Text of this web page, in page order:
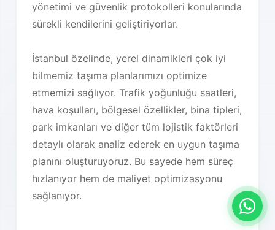
yönetimi ve güvenlik protokolleri konularında
sürekli kendilerini geliştiriyorlar.
İstanbul özelinde, yerel dinamikleri çok iyi
bilmemiz taşıma planlarımızı optimize
etmemizi sağlıyor. Trafik yoğunluğu saatleri,
hava koşulları, bölgesel özellikler, bina tipleri,
park imkanları ve diğer tüm lojistik faktörleri
detaylı olarak analiz ederek en uygun taşıma
planını oluşturuyoruz. Bu sayede hem süreç
hızlanıyor hem de maliyet optimizasyonu
sağlanıyor.